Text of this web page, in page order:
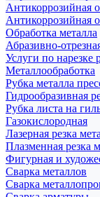
Антикоррозийная
Антикоррозийная
Обработка металла
Абразивно-
Услуги по нарезке
Металлообработка
Рубка металла
Гидрообразивная
Рубка листа на
Газокислородная
Лазерная резка
Плазменная резка
Фигурная и
Сварка металлов
Сварка